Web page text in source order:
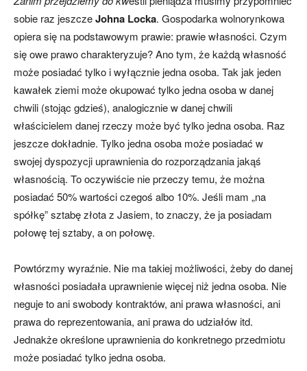
sobie raz jeszczeJohna Locka. Gospodarka wolnorynkowa
opiera się na podstawowym prawie: prawie własności. Czym
się owe prawo charakteryzuje? Ano tym, że każdą własność
może posiadać tylko i wyłącznie jedna osoba. Tak jak jeden
kawałek ziemi może okupować tylko jedna osoba w danej
chwili (stojąc gdzieś), analogicznie w danej chwili
właścicielem danej rzeczy może być tylko jedna osoba. Raz
jeszcze dokładnie. Tylko jedna osoba może posiadać w
swojej dyspozycji uprawnienia do rozporządzania jakąś
własnością. To oczywiście nie przeczy temu, że można
posiadać 50% wartości czegoś albo 10%. Jeśli mam „na
spółkę” sztabę złota z Jasiem, to znaczy, że ja posiadam
połowę tej sztaby, a on połowę.
Powtórzmy wyraźnie. Nie ma takiej możliwości, żeby do danej
własności posiadała uprawnienie więcej niż jedna osoba. Nie
neguje to ani swobody kontraktów, ani prawa własności, ani
prawa do reprezentowania, ani prawa do udziałów itd.
Jednakże określone uprawnienia do konkretnego przedmiotu
może posiadać tylko jedna osoba.